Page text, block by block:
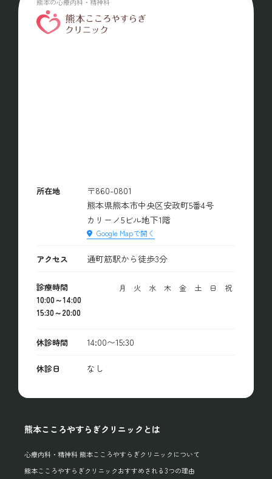
所在地
〒860-0801
熊本県熊本市中央区安政町5番4号
カリーノ5ビル地下1階
Google Mapで開く
アクセス 通町筋駅から徒歩3分
診療時間 月 火 水 木 金 土 日 祝
10:00～14:00
15:30～20:00
休診時間 14:00〜15:30
休診日 なし
熊本こころやすらぎクリニックとは
心療内科・精神科 熊本こころやすらぎクリニックについて
熊本こころやすらぎクリニックおすすめされる3つの理由